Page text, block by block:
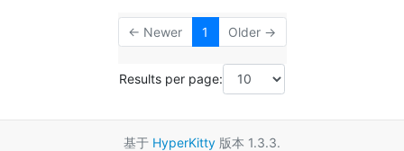
← Newer 1 Older →
Results per page:
基于 HyperKitty 版本 1.3.3.